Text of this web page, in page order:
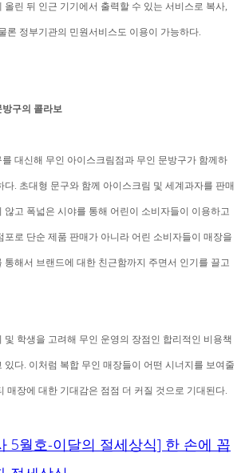
올린 뒤 인근 기기에서 출력할 수 있는 서비스로 복사,
론 정부기관의 민원서비스도 이용이 가능하다.
구의 콜라보
대신해 무인 아이스크림점과 무인 문방구가 함께하
다. 초대형 문구와 함께 아이스크림 및 세계과자를 판매
않고 폭넓은 시야를 통해 어린이 소비자들이 이용하고
포로 단순 제품 판매가 아니라 어린 소비자들이 매장을
통해서 브랜드에 대한 친근함까지 주면서 인기를 끌고
및 학생을 고려해 무인 운영의 장점인 합리적인 비용책
있다. 이처럼 복합 무인 매장들이 어떤 시너지를 보여줄
매장에 대한 기대감은 점점 더 커질 것으로 기대된다.
5월호-이달의 절세상식] 한 손에 꼽